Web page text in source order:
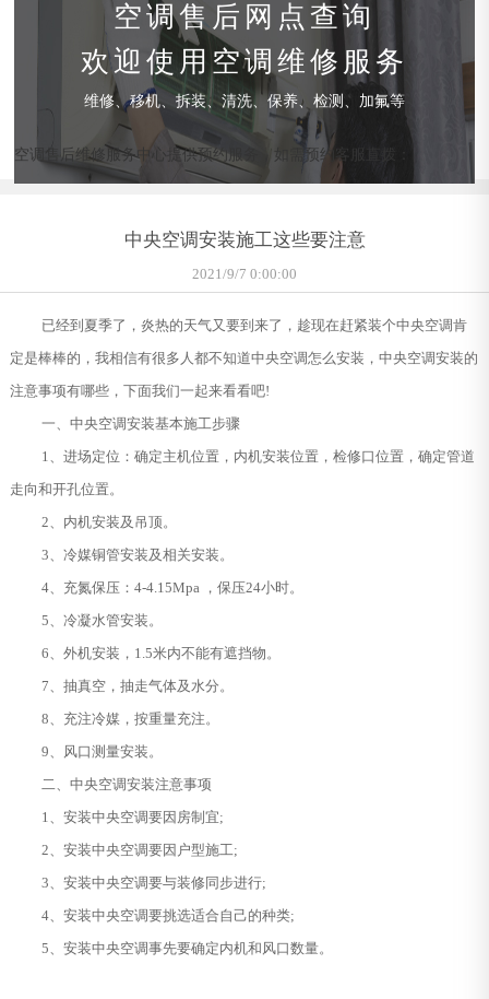
空调售后网点查询
欢迎使用空调维修服务
维修、移机、拆装、清洗、保养、检测、加氟等
空调售后维修服务中心提供预约服务，如需预约客服直拨：
中央空调安装施工这些要注意
2021/9/7 0:00:00
已经到夏季了，炎热的天气又要到来了，趁现在赶紧装个中央空调肯
定是棒棒的，我相信有很多人都不知道中央空调怎么安装，中央空调安装的
注意事项有哪些，下面我们一起来看看吧!
一、中央空调安装基本施工步骤
1、进场定位：确定主机位置，内机安装位置，检修口位置，确定管道
走向和开孔位置。
2、内机安装及吊顶。
3、冷媒铜管安装及相关安装。
4、充氮保压：4-4.15Mpa ，保压24小时。
5、冷凝水管安装。
6、外机安装，1.5米内不能有遮挡物。
7、抽真空，抽走气体及水分。
8、充注冷媒，按重量充注。
9、风口测量安装。
二、中央空调安装注意事项
1、安装中央空调要因房制宜;
2、安装中央空调要因户型施工;
3、安装中央空调要与装修同步进行;
4、安装中央空调要挑选适合自己的种类;
5、安装中央空调事先要确定内机和风口数量。